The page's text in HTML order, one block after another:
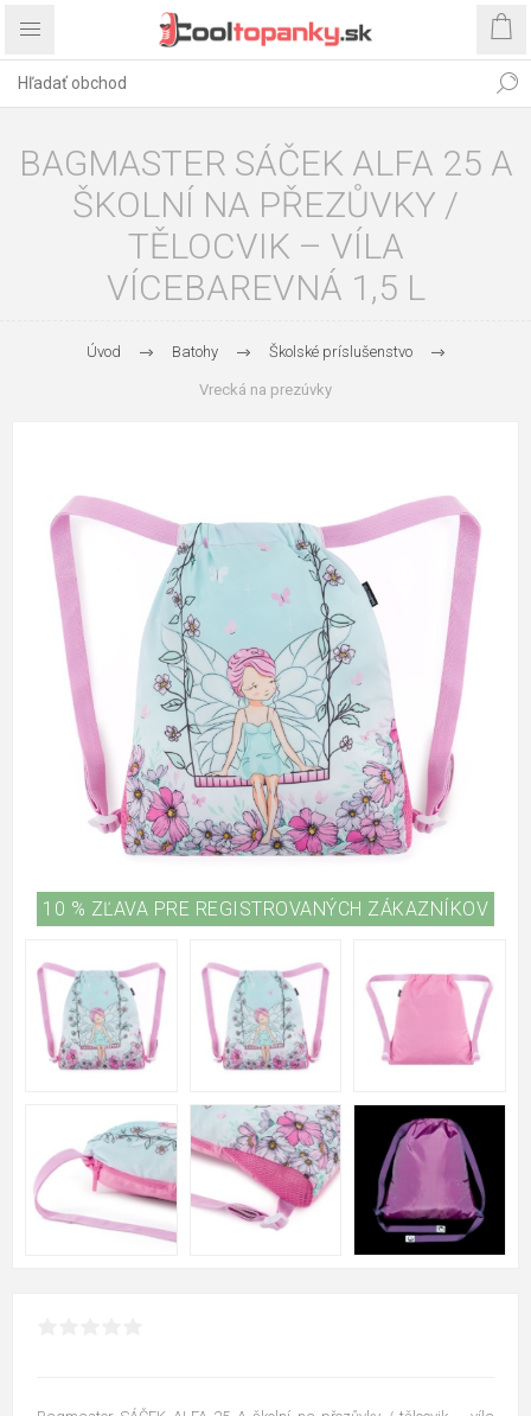
BAGMASTER SÁČEK ALFA 25 A
ŠKOLNÍ NA PŘEZŮVKY /
TĚLOCVIK – VÍLA
VÍCEBAREVNÁ 1,5 L
Úvod Batohy Školské príslušenstvo
Vrecká na prezúvky
10 % ZĽAVA PRE REGISTROVANÝCH ZÁKAZNÍKOV